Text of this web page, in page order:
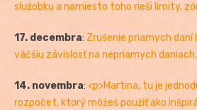
služobku a namiesto toho rieši limity,
17. decembra: Zrušenie priamych
väčšiu závislosť na nepriamych
14. novembra: <p>Martina, tu je
rozpočet, ktorý môžeš použiť ako